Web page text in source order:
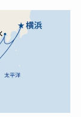
日更新）